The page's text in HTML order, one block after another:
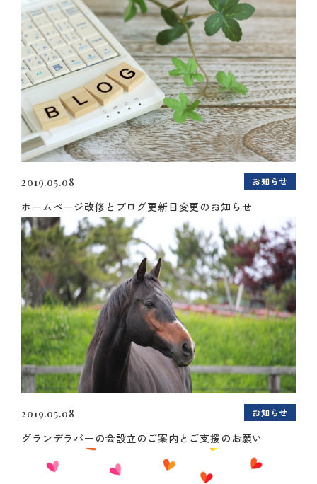
2019.05.08 お知らせ
ホームページ改修とブログ更新日変更のお知らせ
2019.05.08 お知らせ
グランデラバーの会設立のご案内とご支援のお願い